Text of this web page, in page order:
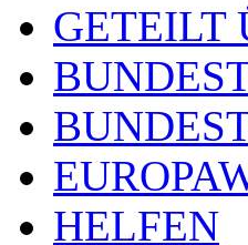
GETEILT
HELFEN